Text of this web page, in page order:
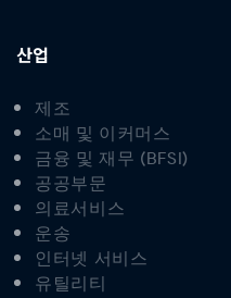
산업
제조
소매 및 이커머스
금융 및 재무 (BFSI)
공공부문
의료서비스
운송
인터넷 서비스
유틸리티